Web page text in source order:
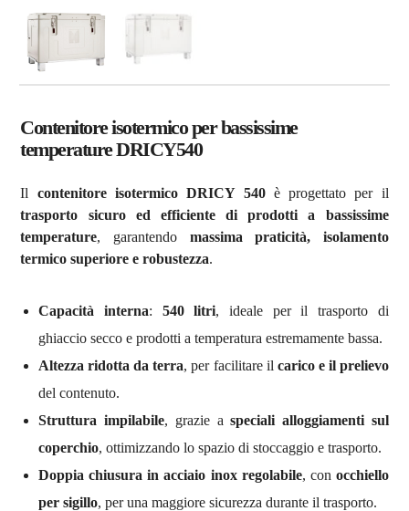
Contenitore isotermico per bassissime
temperature DRICY540
Il contenitore isotermico DRICY 540è progettato per il
trasporto sicuro ed efficiente di prodotti a bassissime
temperature, garantendo massima praticità, isolamento
termico superiore e robustezza.
Capacità interna: 540 litri, ideale per il trasporto di
ghiaccio secco e prodotti a temperatura estremamente bassa.
Altezza ridotta da terra, per facilitare il carico e il prelievo
del contenuto.
Struttura impilabile, grazie aspeciali alloggiamenti sul
coperchio, ottimizzando lo spazio di stoccaggio e trasporto.
Doppia chiusura in acciaio inox regolabile, con occhiello
per sigillo, per una maggiore sicurezza durante il trasporto.